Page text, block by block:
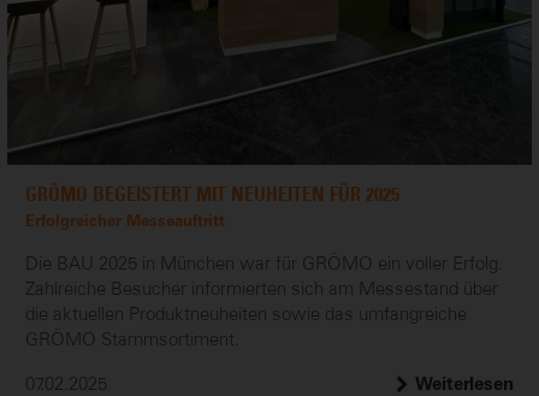
GRÖMO BEGEISTERT MIT NEUHEITEN FÜR 2025
Erfolgreicher Messeauftritt
Die BAU 2025 in München war für GRÖMO ein voller Erfolg.
Zahlreiche Besucher informierten sich am Messestand über
die aktuellen Produktneuheiten sowie das umfangreiche
GRÖMO Stammsortiment.
07.02.2025
Weiterlesen